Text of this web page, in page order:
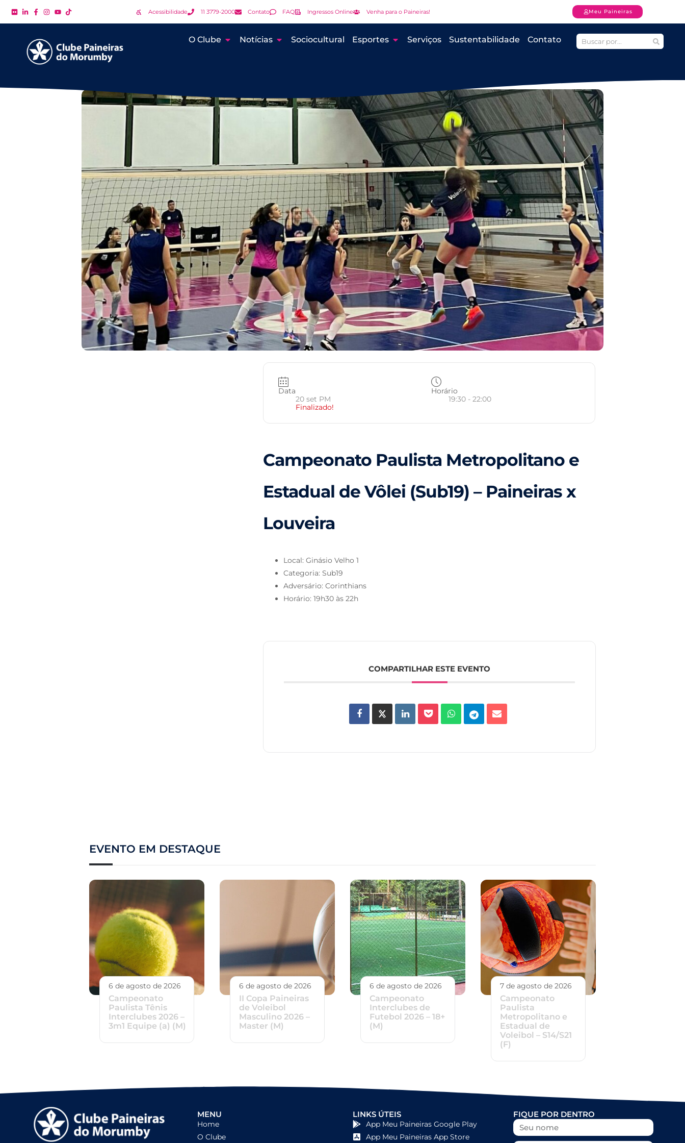
Acessibilidade 11 3779-2000 Contato FAQ Ingressos Online Venha para o Paineiras! Meu Paineiras
O Clube Notícias Sociocultural Esportes Serviços Sustentabilidade Contato
Data
20 set PM
Finalizado!
Horário
19:30 - 22:00
Campeonato Paulista Metropolitano e
Estadual de Vôlei (Sub19) – Paineiras x
Louveira
Local: Ginásio Velho 1
Categoria: Sub19
Adversário: Corinthians
Horário: 19h30 às 22h
COMPARTILHAR ESTE EVENTO
EVENTO EM DESTAQUE
6 de agosto de 2026
Campeonato
Paulista Tênis
Interclubes 2026 –
3m1 Equipe (a) (M)
6 de agosto de 2026
II Copa Paineiras
de Voleibol
Masculino 2026 –
Master (M)
6 de agosto de 2026
Campeonato
Interclubes de
Futebol 2026 – 18+
(M)
7 de agosto de 2026
Campeonato
Paulista
Metropolitano e
Estadual de
Voleibol – S14/S21
(F)
MENU
Home
O Clube
LINKS ÚTEIS
App Meu Paineiras Google Play
App Meu Paineiras App Store
FIQUE POR DENTRO